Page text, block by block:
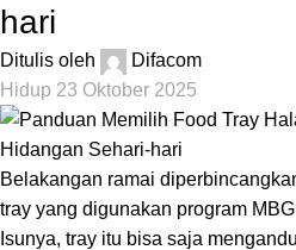
hari
Ditulis oleh
Difacom
Hidup 23 Oktober 2025
Belakangan ramai
tray yang digunakan program
Isunya, tray itu bisa saja